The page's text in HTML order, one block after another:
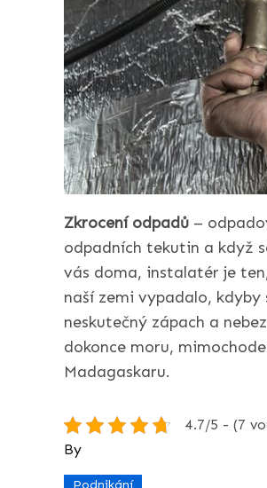
Zkrocení odpadů –
odpadních tekutin a když
vás doma, instalatér je
naší zemi vypadalo,
neskutečný zápach a
dokonce moru,
Madagaskaru.
4.7/5 - (7
By